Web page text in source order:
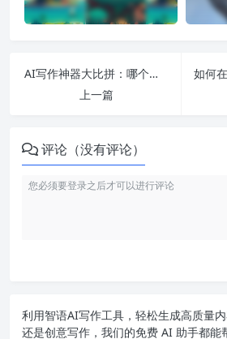
AI写作神器大比拼：哪个免费软件最适合大学生创作？
上一篇
评论（没有评论）
利用智语AI写作工具，轻松生成高质量
还是创意写作，我们的免费 AI 助手都能